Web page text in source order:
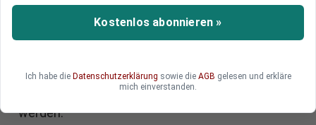
Die EU und die USA ködern die Ukraine erneut mit
Gelder angezapft werden. Sie sollen für
werden.
Kostenlos abonnieren »
Ich habe die Datenschutzerklärung sowie die AGB gelesen und erkläre
mich einverstanden.